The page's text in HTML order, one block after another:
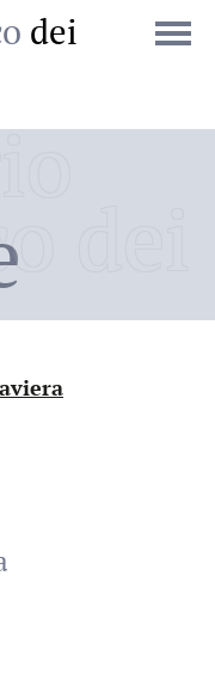
dei
dei